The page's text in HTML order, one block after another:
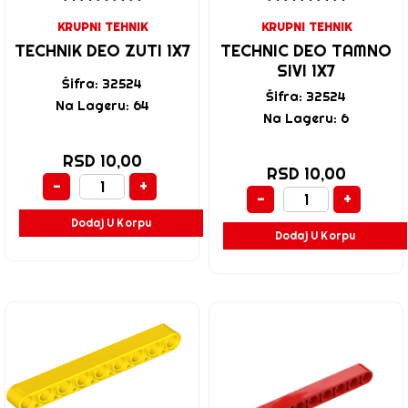
KRUPNI TEHNIK
TECHNIK DEO ZUTI 1X7
Šifra: 32524
Na Lageru: 64
RSD 10,00
-
+
Dodaj U Korpu
KRUPNI TEHNIK
TECHNIC DEO TAMNO
SIVI 1X7
Šifra: 32524
Na Lageru: 6
RSD 10,00
-
+
Dodaj U Korpu